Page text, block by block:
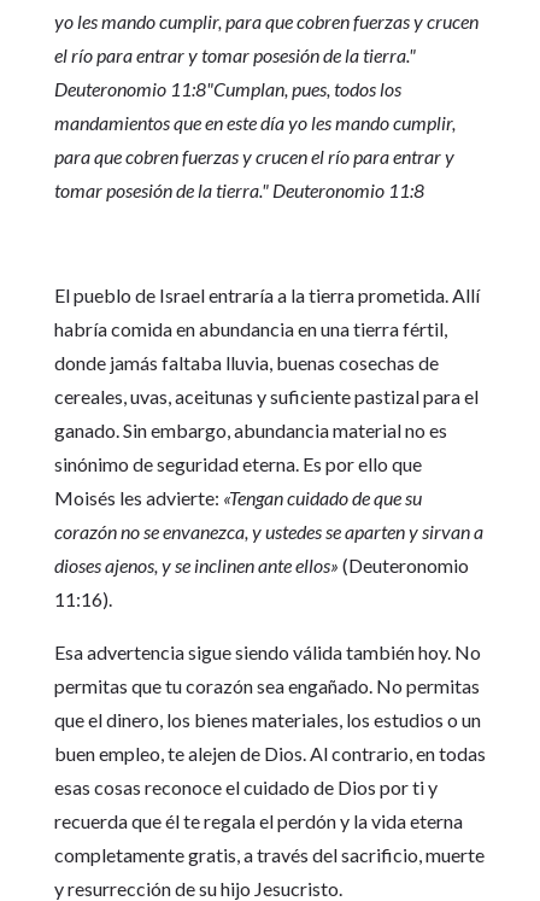
yo les mando cumplir, para que cobren fuerzas y crucen
el río para entrar y tomar posesión de la tierra."
Deuteronomio 11:8"Cumplan, pues, todos los
mandamientos que en este día yo les mando cumplir,
para que cobren fuerzas y crucen el río para entrar y
tomar posesión de la tierra."Deuteronomio 11:8
El pueblo de Israel entraría a la tierra prometida. Allí
habría comida en abundancia en una tierra fértil,
donde jamás faltaba lluvia, buenas cosechas de
cereales, uvas, aceitunas y suficiente pastizal para el
ganado. Sin embargo, abundancia material no es
sinónimo de seguridad eterna. Es por ello que
Moisés les advierte: «Tengan cuidado de que su
corazón no se envanezca, y ustedes se aparten y sirvan a
dioses ajenos, y se inclinen ante ellos» (Deuteronomio
11:16).
Esa advertencia sigue siendo válida también hoy. No
permitas que tu corazón sea engañado. No permitas
que el dinero, los bienes materiales, los estudios o un
buen empleo, te alejen de Dios. Al contrario, en todas
esas cosas reconoce el cuidado de Dios por ti y
recuerda que él te regala el perdón y la vida eterna
completamente gratis, a través del sacrificio, muerte
y resurrección de su hijo Jesucristo.